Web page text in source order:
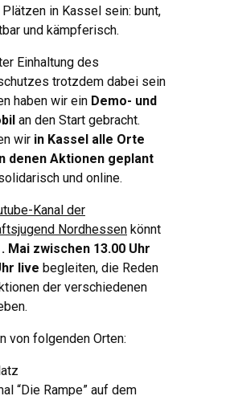
in Kassel sein: bunt,
und kämpferisch.
Einhaltung des
trotzdem dabei sein
haben wir ein Demo- und
an den Start gebracht.
wir in Kassel alle Orte
denen Aktionen geplant
und online.
Kanal der
Nordhessen könnt
Mai zwischen 13.00 Uhr
live begleiten, die Reden
der verschiedenen
von folgenden Orten:
“Die Rampe” auf dem